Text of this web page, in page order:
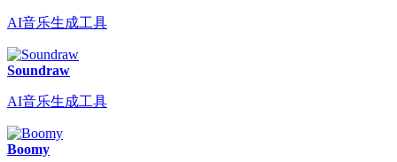
AI音乐生成工具
Soundraw
AI音乐生成工具
Boomy